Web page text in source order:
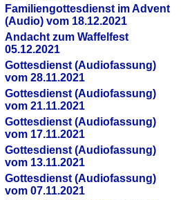
Familiengottesdienst im Advent
(Audio) vom 18.12.2021
Andacht zum Waffelfest
05.12.2021
Gottesdienst (Audiofassung)
vom 28.11.2021
Gottesdienst (Audiofassung)
vom 21.11.2021
Gottesdienst (Audiofassung)
vom 17.11.2021
Gottesdienst (Audiofassung)
vom 13.11.2021
Gottesdienst (Audiofassung)
vom 07.11.2021